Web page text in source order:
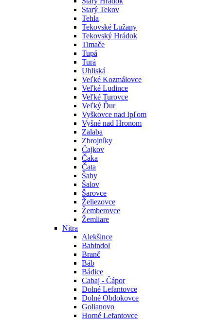
Starý Tekov
Tehla
Tekovské Lužany
Tekovský Hrádok
Tlmače
Tupá
Turá
Uhliská
Veľké Kozmálovce
Veľké Ludince
Veľké Turovce
Veľký Ďur
Vyškovce nad Ipľom
Vyšné nad Hronom
Zalaba
Zbrojníky
Čajkov
Čaka
Čata
Šahy
Šalov
Šarovce
Želiezovce
Žemberovce
Žemliare
Nitra
Alekšince
Babindol
Branč
Báb
Bádice
Cabaj - Čápor
Dolné Lefantovce
Dolné Obdokovce
Golianovo
Horné Lefantovce